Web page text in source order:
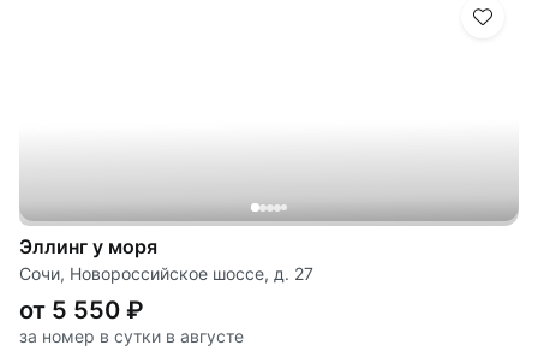
Эллинг у моря
Сочи, Новороссийское шоссе, д. 27
от 5 550 ₽
за номер в сутки в августе